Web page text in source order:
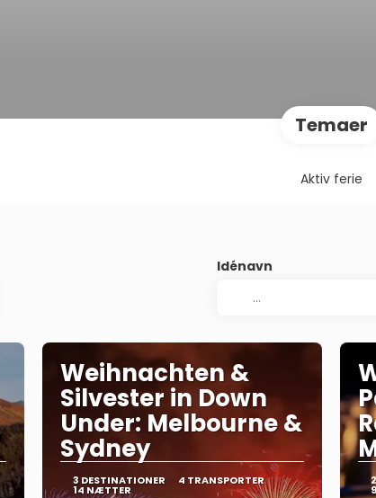
Temaer
Aktiv ferie
Idénavn
Weihnachten &
Silvester in Down
Under: Melbourne &
Sydney
3 DESTINATIONER 4 TRANSPORTER
14 NÆTTER